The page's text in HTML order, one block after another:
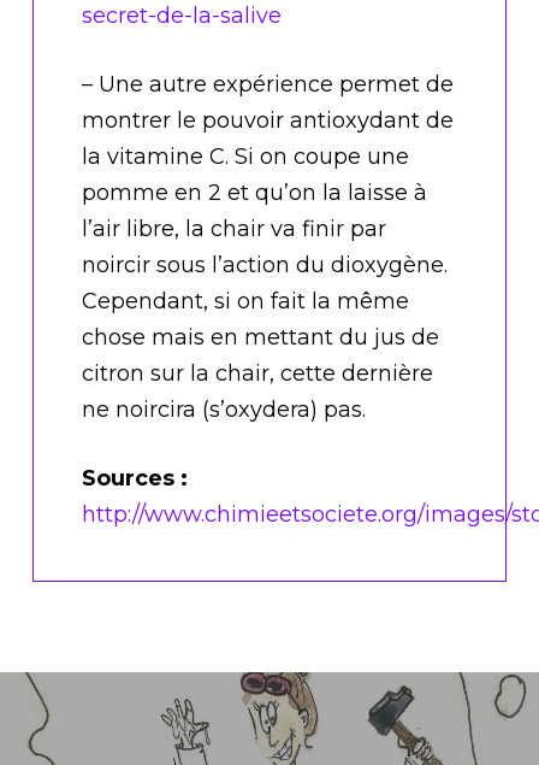
secret-de-la-salive
– Une autre expérience permet de
montrer le pouvoir antioxydant de
la vitamine C. Si on coupe une
pomme en 2 et qu’on la laisse à
l’air libre, la chair va finir par
noircir sous l’action du dioxygène.
Cependant, si on fait la même
chose mais en mettant du jus de
citron sur la chair, cette dernière
ne noircira (s’oxydera) pas.
Sources :
http://www.chimieetsociete.org/images/